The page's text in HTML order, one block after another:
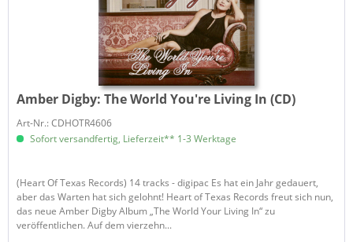
Amber Digby:The World You're Living In (CD)
Art-Nr.: CDHOTR4606
Sofort versandfertig, Lieferzeit** 1-3 Werktage
(Heart Of Texas Records) 14 tracks - digipac Es hat ein Jahr gedauert,
aber das Warten hat sich gelohnt! Heart of Texas Records freut sich nun,
das neue Amber Digby Album „The World Your Living In“ zu
veröffentlichen. Auf dem vierzehn...